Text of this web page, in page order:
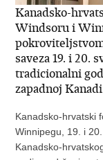
Kanadsko-
Windsoru i
saveza 19. i 20.
tradicionalni
zapadnoj
Kanadsko-hrvatski
Winnipegu, 19. i
Kanadsko-